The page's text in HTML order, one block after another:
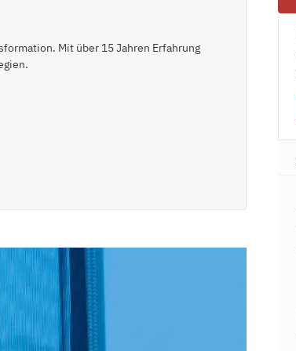
Mit über 15 Jahren Erfahrung